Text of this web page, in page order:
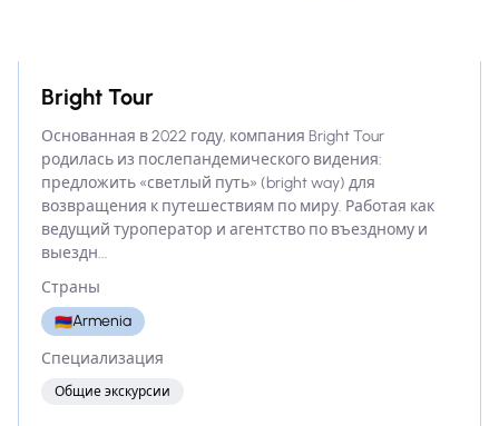
Bright Tour
Основанная в 2022 году, компания Bright Tour
родилась из послепандемического видения:
предложить «светлый путь» (bright way) для
возвращения к путешествиям по миру. Работая как
ведущий туроператор и агентство по въездному и
выездн...
Страны
🇦🇲Armenia
Специализация
Общие экскурсии